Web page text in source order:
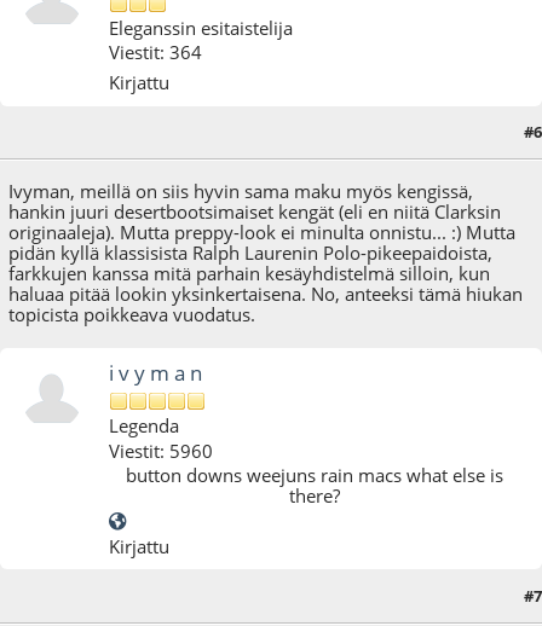
Eleganssin esitaistelija
Viestit: 364
Kirjattu
#6
Ivyman, meillä on siis hyvin sama maku myös kengissä,
hankin juuri desertbootsimaiset kengät (eli en niitä Clarksin
originaaleja). Mutta preppy-look ei minulta onnistu... :) Mutta
pidän kyllä klassisista Ralph Laurenin Polo-pikeepaidoista,
farkkujen kanssa mitä parhain kesäyhdistelmä silloin, kun
haluaa pitää lookin yksinkertaisena. No, anteeksi tämä hiukan
topicista poikkeava vuodatus.
i v y m a n
Legenda
Viestit: 5960
button downs weejuns rain macs what else is
there?
Kirjattu
#7